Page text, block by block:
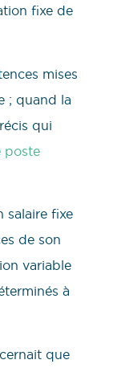
fixe de
mises
; quand la
qui
poste
salaire fixe
de son
variable
à
que